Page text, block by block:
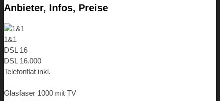
Anbieter, Infos, Preise
1&1
DSL 16
DSL 16.000
Telefonflat inkl.
Glasfaser 1000 mit TV